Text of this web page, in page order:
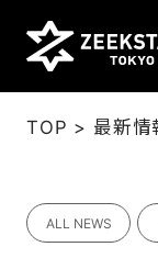
NEWS
TOP > 最新情
ALL NEWS